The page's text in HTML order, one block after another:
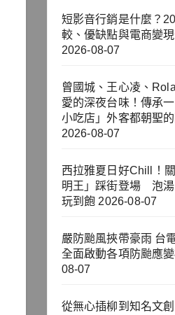
短影音行銷是什麼？
較、優缺點與電商變
2026-08-07
曾國城、王心凌、
愛的深夜台味！傳承一
小吃店」外客都朝聖
2026-08-07
西拉雅夏日好Chill！
明王」踩街登場 泡湯
玩到飽 2026-08-07
嚴防颱風挾帶豪雨 台
全面啟動各項防颱應變
08-07
從無心插柳到知名文